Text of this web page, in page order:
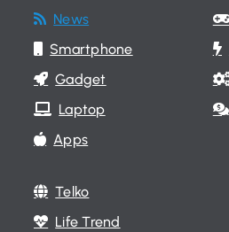
News
Smartphone
Gadget
Laptop
Apps
Telko
Life Trend